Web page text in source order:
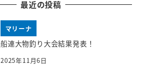
最近の投稿
マリーナ
船連大物釣り大会結果発表！
2025年11月6日